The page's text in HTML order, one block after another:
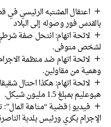
اعتقال المشتبه الرئيسي في
فور وصوله إلى البلاد
لائحة اتهام: انتحل صفة شرطي
متوفى.
لائحة اتهام ضد منظمة الاجرام
من مقاولين.
لائحة اتهام: هكذا احتال شقيقان
بمبلغ 1.5 مليون شيكل.
فيديو | قضية “متاهة المال”:
بكري ورئيس بلدية الناصرة